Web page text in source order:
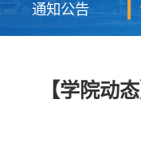
通知公告
【学院动